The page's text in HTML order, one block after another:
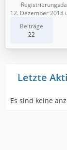
Beiträge
22
12. Dezember 2018
Letzte
Es sind keine